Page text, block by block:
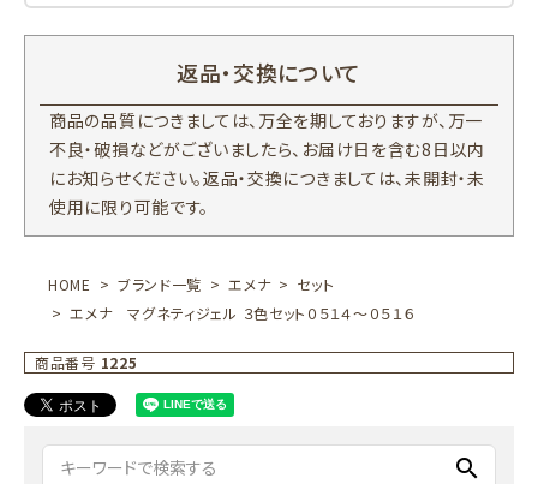
返品・交換について
商品の品質につきましては、万全を期しておりますが、万一
不良・破損などがございましたら、お届け日を含む8日以内
にお知らせください。返品・交換につきましては、未開封・未
使用に限り可能です。
HOME ブランド一覧 エメナ
セット
エメナ マグネティジェル ３色セット０５１４～０５１６
商品番号 1225
search